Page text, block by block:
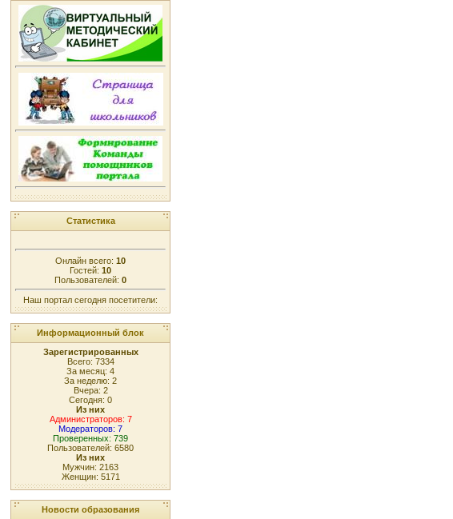
Статистика
Онлайн всего: 10
Гостей: 10
Пользователей: 0
Наш портал сегодня посетители:
Информационный блок
Зарегистрированных
Всего: 7334
За месяц: 4
За неделю: 2
Вчера: 2
Сегодня: 0
Из них
Администраторов: 7
Модераторов: 7
Проверенных: 739
Пользователей: 6580
Из них
Мужчин: 2163
Женщин: 5171
Новости образования